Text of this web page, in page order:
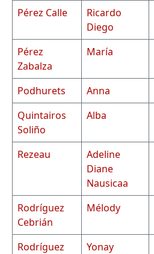
Pérez Calle
Ricardo
Diego
Pérez
Zabalza
María
Podhurets Anna
Quintairos
Soliño
Alba
Rezeau
Adeline
Diane
Nausicaa
Rodríguez
Cebrián
Mélody
Rodríguez
Yonay